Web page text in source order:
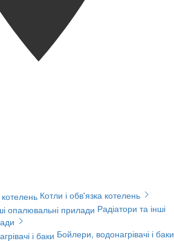
Котли і обв'язка котелень
Радіатори та інші
Бойлери, водонагрівачі і баки